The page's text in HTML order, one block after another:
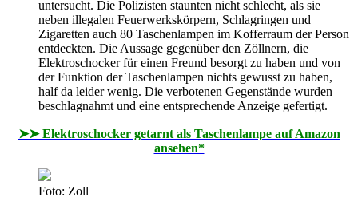
untersucht. Die Polizisten staunten nicht schlecht, als sie
neben illegalen Feuerwerkskörpern, Schlagringen und
Zigaretten auch 80 Taschenlampen im Kofferraum der Person
entdeckten. Die Aussage gegenüber den Zöllnern, die
Elektroschocker für einen Freund besorgt zu haben und von
der Funktion der Taschenlampen nichts gewusst zu haben,
half da leider wenig. Die verbotenen Gegenstände wurden
beschlagnahmt und eine entsprechende Anzeige gefertigt.
➤➤ Elektroschocker getarnt als Taschenlampe auf Amazon
ansehen*
Foto: Zoll